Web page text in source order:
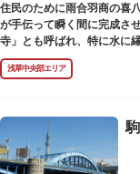
住民のために雨合羽商の喜
が手伝って瞬く間に完成さ
寺」とも呼ばれ、特に水に
浅草中央部エリア